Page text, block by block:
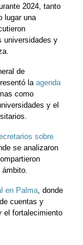
2024, tanto
lugar una
universidades y
de
la agenda
como
y el
sobre
se analizaron
en Palma , donde
cuentas y
el fortalecimiento